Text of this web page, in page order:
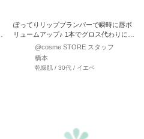
ぽってりリッププランパーで瞬時に唇ボ
リュームアップ♪ 1本でグロス代わりにも
使える2色がとにかく可…
@cosme STORE スタッフ
橋本
乾燥肌 / 30代 / イエベ